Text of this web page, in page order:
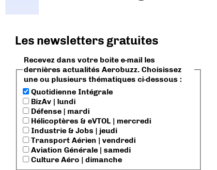
Les newsletters gratuites
Recevez dans votre boite e-mail les
dernières actualités Aerobuzz. Choisissez
une ou plusieurs thématiques ci-dessous :
Quotidienne Intégrale
BizAv | lundi
Défense | mardi
Hélicoptères & eVTOL | mercredi
Industrie & Jobs | jeudi
Transport Aérien | vendredi
Aviation Générale | samedi
Culture Aéro | dimanche